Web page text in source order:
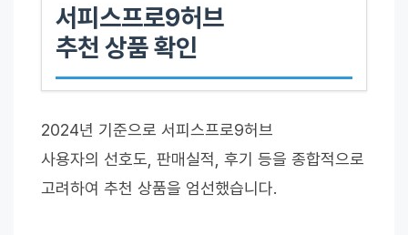
서피스프로9허브
추천 상품 확인
2024년 기준으로 서피스프로9허브
사용자의 선호도, 판매실적, 후기 등을 종합적으로
고려하여 추천 상품을 엄선했습니다.